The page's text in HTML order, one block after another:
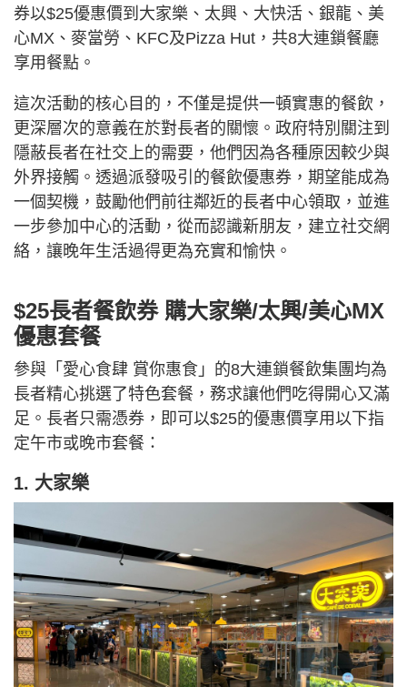
券以$25優惠價到大家樂、太興、大快活、銀龍、美
心MX、麥當勞、KFC及Pizza Hut，共8大連鎖餐廳
享用餐點。
這次活動的核心目的，不僅是提供一頓實惠的餐飲，
更深層次的意義在於對長者的關懷。政府特別關注到
隱蔽長者在社交上的需要，他們因為各種原因較少與
外界接觸。透過派發吸引的餐飲優惠券，期望能成為
一個契機，鼓勵他們前往鄰近的長者中心領取，並進
一步參加中心的活動，從而認識新朋友，建立社交網
絡，讓晚年生活過得更為充實和愉快。
$25長者餐飲券 購大家樂/太興/美心MX
優惠套餐
參與「愛心食肆 賞你惠食」的8大連鎖餐飲集團均為
長者精心挑選了特色套餐，務求讓他們吃得開心又滿
足。長者只需憑券，即可以$25的優惠價享用以下指
定午市或晚市套餐：
1. 大家樂